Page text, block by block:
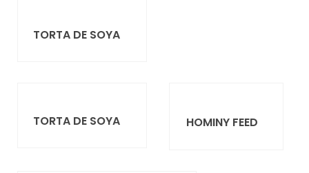
TORTA DE SOYA
TORTA DE SOYA HOMINY FEED